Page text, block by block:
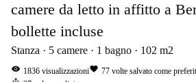
camere da letto in affitto a
bollette incluse
Stanza 5 camere 1 bagno 102 m2
visibility 1836 visualizzazionifavorite 77 volte salvato come